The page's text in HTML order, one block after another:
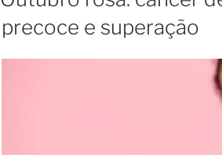
precoce e superação